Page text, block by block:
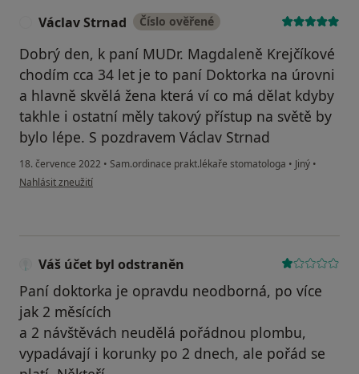
Václav Strnad Číslo ověřené
Dobrý den, k paní MUDr. Magdaleně Krejčíkové
chodím cca 34 let je to paní Doktorka na úrovni
a hlavně skvělá žena která ví co má dělat kdyby
takhle i ostatní měly takový přístup na světě by
bylo lépe. S pozdravem Václav Strnad
18. července 2022 • Sam.ordinace prakt.lékaře stomatologa • Jiný •
podle názoru uživatele Václav Strnad
Nahlásit zneužití
Váš účet byl odstraněn
Paní doktorka je opravdu neodborná, po více
jak 2 měsících
a 2 návštěvách neudělá pořádnou plombu,
vypadávají i korunky po 2 dnech, ale pořád se